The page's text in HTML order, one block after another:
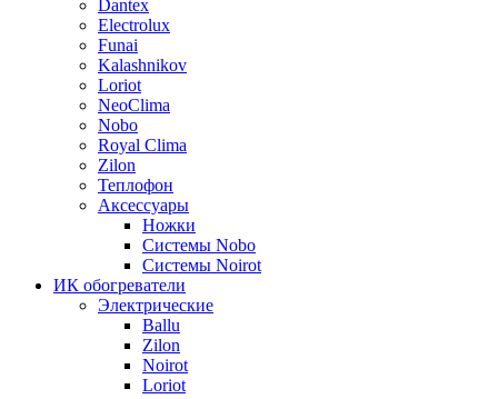
Dantex
Electrolux
Funai
Kalashnikov
Loriot
NeoClima
Nobo
Royal Clima
Zilon
Теплофон
Аксессуары
Ножки
Системы Nobo
Системы Noirot
ИК обогреватели
Электрические
Ballu
Zilon
Noirot
Loriot